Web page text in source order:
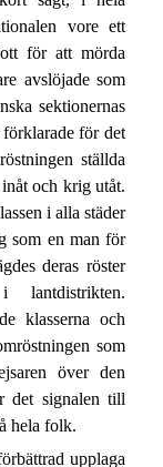
vore ett
för att mörda
avslöjade som
sektionernas
för det
ställda
och krig utåt.
i alla städer
som en man för
deras röster
klasserna och
som
över den
det signalen till
hela folk.
upplaga